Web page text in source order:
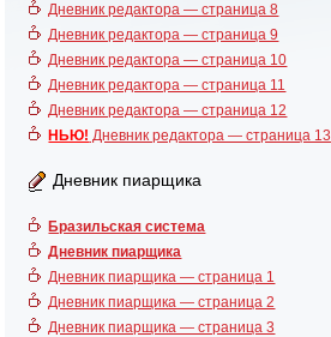
Дневник редактора — страница 8
Дневник редактора — страница 9
Дневник редактора — страница 10
Дневник редактора — страница 11
Дневник редактора — страница 12
НЬЮ! Дневник редактора — страница 13
Дневник пиарщика
Бразильская система
Дневник пиарщика
Дневник пиарщика — страница 1
Дневник пиарщика — страница 2
Дневник пиарщика — страница 3